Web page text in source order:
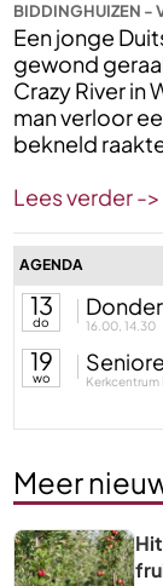
BIDDINGHUIZEN -
Een jonge
gewond
Crazy River in
man verloor
bekneld
Lees verder ->
AGENDA
13
do 16.00, 14.30
19
wo
Meer